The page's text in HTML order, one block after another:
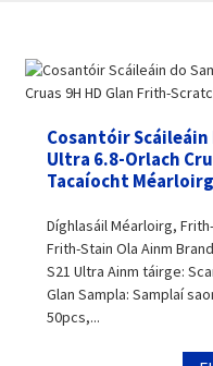
Cosantóir Scáileáin
Ultra 6.8-Orlach
Tacaíocht
Díghlasáil Méarloirg,
Frith-Stain Ola Ainm
S21 Ultra Ainm táirge:
Glan Sampla: Samplaí
50pcs,...